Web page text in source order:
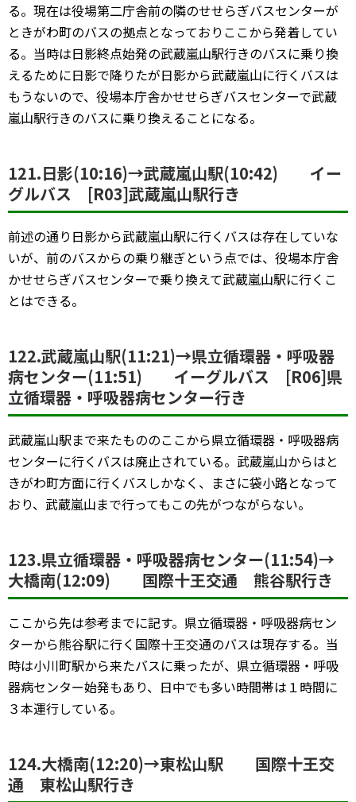
る。現在は役場第二庁舎前の隣のせせらぎバスセンターが
ときがわ町のバスの拠点となっておりここから発着してい
る。当時は日影終点始発の武蔵嵐山駅行きのバスに乗り換
えるために日影で降りたが日影から武蔵嵐山に行くバスは
もうないので、役場本庁舎かせせらぎバスセンターで武蔵
嵐山駅行きのバスに乗り換えることになる。
121.日影(10:16)→武蔵嵐山駅(10:42) イー
グルバス [R03]武蔵嵐山駅行き
前述の通り日影から武蔵嵐山駅に行くバスは存在していな
いが、前のバスからの乗り継ぎという点では、役場本庁舎
かせせらぎバスセンターで乗り換えて武蔵嵐山駅に行くこ
とはできる。
122.武蔵嵐山駅(11:21)→県立循環器・呼吸器
病センター(11:51) イーグルバス [R06]県
立循環器・呼吸器病センター行き
武蔵嵐山駅まで来たもののここから県立循環器・呼吸器病
センターに行くバスは廃止されている。武蔵嵐山からはと
きがわ町方面に行くバスしかなく、まさに袋小路となって
おり、武蔵嵐山まで行ってもこの先がつながらない。
123.県立循環器・呼吸器病センター(11:54)→
大橋南(12:09) 国際十王交通 熊谷駅行き
ここから先は参考までに記す。県立循環器・呼吸器病セン
ターから熊谷駅に行く国際十王交通のバスは現存する。当
時は小川町駅から来たバスに乗ったが、県立循環器・呼吸
器病センター始発もあり、日中でも多い時間帯は１時間に
３本運行している。
124.大橋南(12:20)→東松山駅 国際十王交
通 東松山駅行き